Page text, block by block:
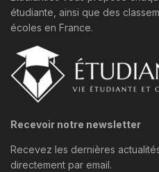
étudiante, ainsi que des
écoles en France.
Recevoir notre newsletter
Recevez les dernières
directement par email.